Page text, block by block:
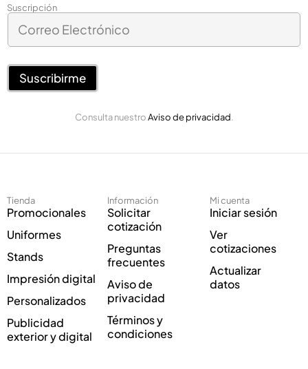
Suscripción
*
r
r
o
C
r
r
o
n
i
c
o
*
Suscribirme
Consulta nuestroAviso de privacidad.
Tienda
Promocionales
Uniformes
Stands
Impresión digital
Personalizados
Publicidad
exterior y digital
Información
Solicitar
cotización
Preguntas
frecuentes
Aviso de
privacidad
Términos y
condiciones
Mi cuenta
Iniciar sesión
Ver
cotizaciones
Actualizar
datos